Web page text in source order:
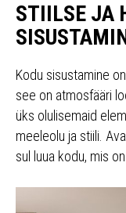
STIILSE JA
Kodu sisustamine
see on atmosfääri
üks olulisemaid
meeleolu ja stiili.
sul luua kodu, mis